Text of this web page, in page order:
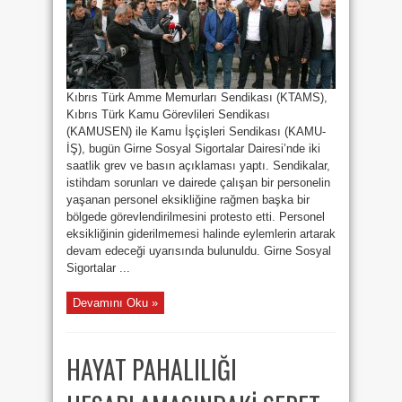
PROTESTO
EDİLDİ
için
Kıbrıs Türk Amme Memurları Sendikası (KTAMS),
Kıbrıs Türk Kamu Görevlileri Sendikası
(KAMUSEN) ile Kamu İşçişleri Sendikası (KAMU-
İŞ), bugün Girne Sosyal Sigortalar Dairesi’nde iki
saatlik grev ve basın açıklaması yaptı. Sendikalar,
istihdam sorunları ve dairede çalışan bir personelin
yaşanan personel eksikliğine rağmen başka bir
bölgede görevlendirilmesini protesto etti. Personel
eksikliğinin giderilmemesi halinde eylemlerin artarak
devam edeceği uyarısında bulunuldu. Girne Sosyal
Sigortalar ...
Devamını Oku »
HAYAT PAHALILIĞI